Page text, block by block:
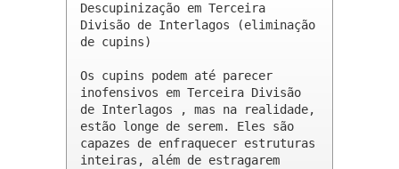
Descupinização em Terceira
Divisão de Interlagos (eliminação
de cupins)
Os cupins podem até parecer
inofensivos em Terceira Divisão
de Interlagos , mas na realidade,
estão longe de serem. Eles são
capazes de enfraquecer estruturas
inteiras, além de estragarem